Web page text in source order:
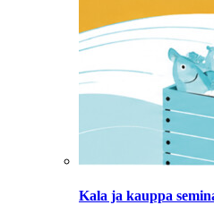
Kala ja kauppa